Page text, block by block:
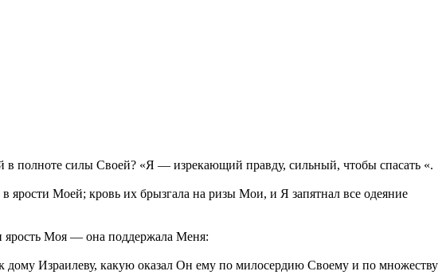
в полноте силы Своей? «Я — изрекающий правду, сильный, чтобы спасать «.
Моей; кровь их брызгала на ризы Мои, и Я запятнал все одеяние
Моя — она поддержала Меня:
дому Израилеву, какую оказал Он ему по милосердию Своему и по множеству